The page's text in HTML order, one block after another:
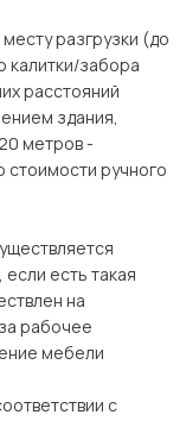
разгрузки (до
калитки/забора
расстояний
здания,
метров -
стоимости ручного
есть такая
на
рабочее
мебели
с